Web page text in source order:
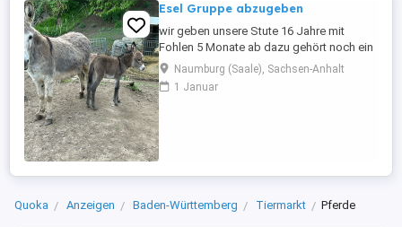
Esel Gruppe abzugeben
wir geben unsere Stute 16 Jahre mit
Fohlen 5 Monate ab dazu gehört noch ein
Hengst mit knapp 3 Jahren Die Stute ist
schon wieder belegt und müsste in 7
Monaten Fohlen Esel sind umgänglich
Naumburg (Saale), Sachsen-Anhalt
1 Januar
Quoka Anzeigen Baden-Württemberg Tiermarkt Pferde